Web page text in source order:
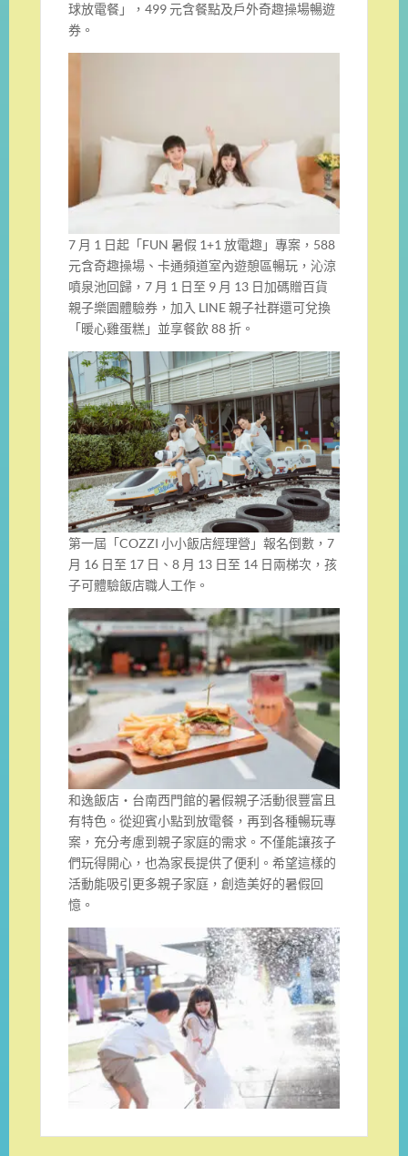
球放電餐」，499 元含餐點及戶外奇趣操場暢遊
券。
7 月 1 日起「FUN 暑假 1+1 放電趣」專案，588
元含奇趣操場、卡通頻道室內遊憩區暢玩，沁涼
噴泉池回歸，7 月 1 日至 9 月 13 日加碼贈百貨
親子樂園體驗券，加入 LINE 親子社群還可兌換
「暖心雞蛋糕」並享餐飲 88 折。
第一屆「COZZI 小小飯店經理營」報名倒數，7
月 16 日至 17 日、8 月 13 日至 14 日兩梯次，孩
子可體驗飯店職人工作。
和逸飯店・台南西門館的暑假親子活動很豐富且
有特色。從迎賓小點到放電餐，再到各種暢玩專
案，充分考慮到親子家庭的需求。不僅能讓孩子
們玩得開心，也為家長提供了便利。希望這樣的
活動能吸引更多親子家庭，創造美好的暑假回
憶。